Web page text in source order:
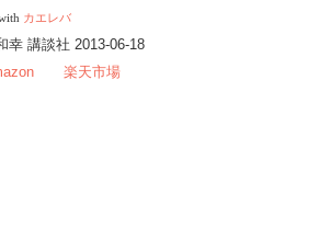
カエレバ
幸 講談社 2013-06-18
楽天市場